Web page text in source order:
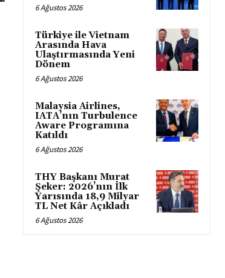
6 Ağustos 2026
Türkiye ile Vietnam
Arasında Hava
Ulaştırmasında Yeni
Dönem
6 Ağustos 2026
Malaysia Airlines,
IATA’nın Turbulence
Aware Programına
Katıldı
6 Ağustos 2026
THY Başkanı Murat
Şeker: 2026’nın İlk
Yarısında 18,9 Milyar
TL Net Kâr Açıkladı
6 Ağustos 2026